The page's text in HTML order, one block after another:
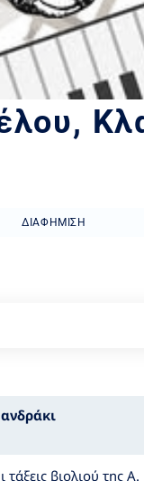
ΔΙΑΦΉΜΙΣΗ
τάξεις βιολιού της